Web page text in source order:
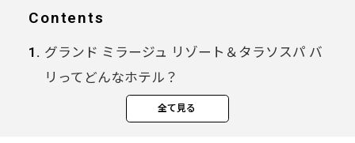
Contents
グランド ミラージュ リゾート＆タラソスパ バ
リってどんなホテル？
タラソスパで海洋療法タラソテラピー
シンプルモダンな客室
全て見る